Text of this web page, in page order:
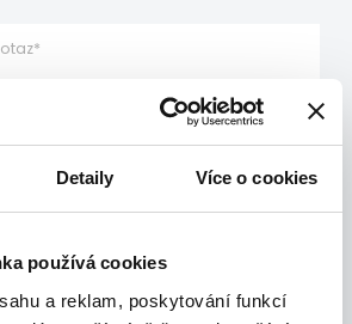
Detaily Více o cookies
používá cookies
a reklam, poskytování funkcí